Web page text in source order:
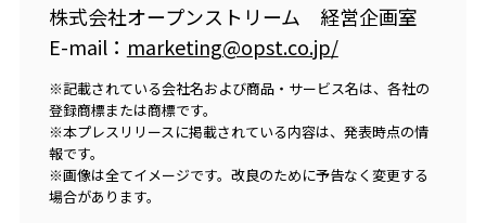
株式会社オープンストリーム 経営企画室
E-mail： marketing@opst.co.jp/
※記載されている会社名および商品・サービス名は、各社の
登録商標または商標です。
※本プレスリリースに掲載されている内容は、発表時点の情
報です。
※画像は全てイメージです。改良のために予告なく変更する
場合があります。